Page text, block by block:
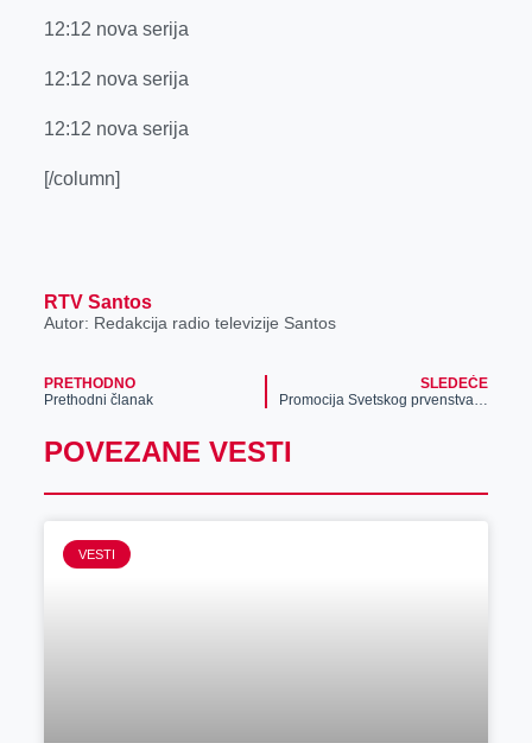
12:12 nova serija
12:12 nova serija
12:12 nova serija
[/column]
RTV Santos
Autor: Redakcija radio televizije Santos
PRETHODNO
Prethodni članak
SLEDEĆE
Promocija Svetskog prvenstva u Zrenjaninu
POVEZANE VESTI
VESTI